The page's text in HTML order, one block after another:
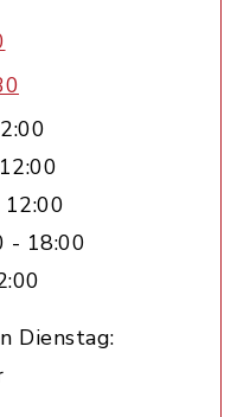
- 18:00
Dienstag: